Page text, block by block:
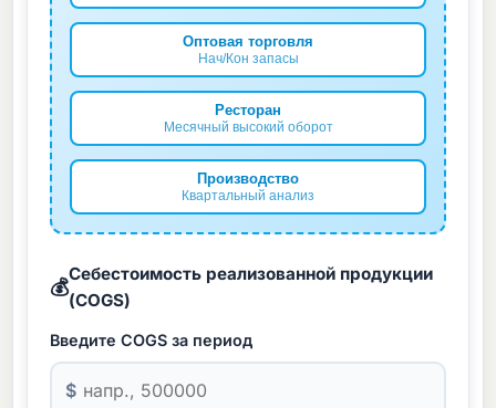
Оптовая торговля
Нач/Кон запасы
Ресторан
Месячный высокий оборот
Производство
Квартальный анализ
💰
Себестоимость реализованной продукции
(COGS)
Введите COGS за период
$